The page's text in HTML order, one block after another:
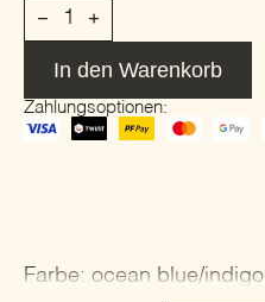
CUBISTIC
rund
Menge
In den Warenkorb
Zahlungsoptionen:
Farbe: ocean blue/indigo